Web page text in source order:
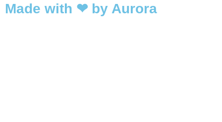
Made with ❤ by Aurora